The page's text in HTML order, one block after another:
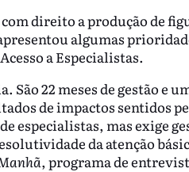
direito a produção de
algumas
a Especialistas.
São 22 meses de gestão e
de impactos sentidos
especialistas, mas exige
da atenção
, programa de